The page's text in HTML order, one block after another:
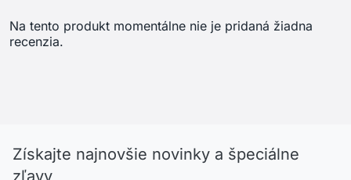
Na tento produkt momentálne nie je pridaná žiadna
recenzia.
Získajte najnovšie novinky a špeciálne